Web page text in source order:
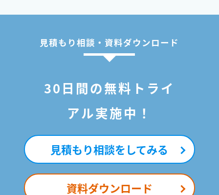
見積もり相談・資料ダウンロード
30日間の無料トライ
アル実施中！
見積もり相談をしてみる
資料ダウンロード